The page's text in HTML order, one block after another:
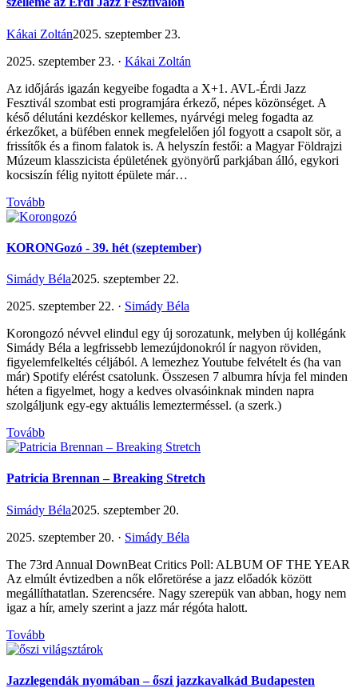
Kákai Zoltán2025. szeptember 23.
2025. szeptember 23. · Kákai Zoltán
Az időjárás igazán kegyeibe fogadta a X+1. AVL-Érdi Jazz
Fesztivál szombat esti programjára érkező, népes közönséget. A
késő délutáni kezdéskor kellemes, nyárvégi meleg fogadta az
érkezőket, a büfében ennek megfelelően jól fogyott a csapolt sör, a
frissítők és a finom falatok is. A helyszín festői: a Magyar Földrajzi
Múzeum klasszicista épületének gyönyörű parkjában álló, egykori
kocsiszín félig nyitott épülete már…
Tovább
KORONGozó - 39. hét (szeptember)
Simády Béla2025. szeptember 22.
2025. szeptember 22. · Simády Béla
Korongozó névvel elindul egy új sorozatunk, melyben új kollégánk
Simády Béla a legfrissebb lemezújdonokról ír nagyon röviden,
figyelemfelkeltés céljából. A lemezhez Youtube felvételt és (ha van
már) Spotify elérést csatolunk. Összesen 7 albumra hívja fel minden
héten a figyelmet, hogy a kedves olvasóinknak minden napra
szolgáljunk egy-egy aktuális lemezterméssel. (a szerk.)
Tovább
Patricia Brennan – Breaking Stretch
Simády Béla2025. szeptember 20.
2025. szeptember 20. · Simády Béla
The 73rd Annual DownBeat Critics Poll: ALBUM OF THE YEAR
Az elmúlt évtizedben a nők előretörése a jazz előadók között
megállíthatatlan. Szerencsére. Nagy szerepük van abban, hogy nem
igaz a hír, amely szerint a jazz már régóta halott.
Tovább
Jazzlegendák nyomában – őszi jazzkavalkád Budapesten